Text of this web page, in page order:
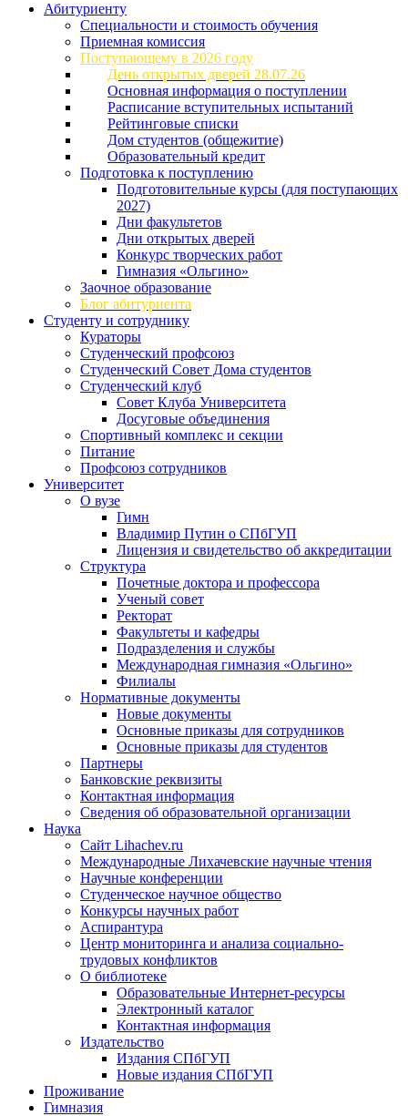
Абитуриенту
Специальности и стоимость обучения
Приемная комиссия
Поступающему в 2026 году
День открытых дверей 28.07.26
Основная информация о поступлении
Расписание вступительных испытаний
Рейтинговые списки
Дом студентов (общежитие)
Образовательный кредит
Подготовка к поступлению
Подготовительные курсы (для поступающих
2027)
Дни факультетов
Дни открытых дверей
Конкурс творческих работ
Гимназия «Ольгино»
Заочное образование
Блог абитуриента
Студенту и сотруднику
Кураторы
Студенческий профсоюз
Студенческий Совет Дома студентов
Студенческий клуб
Совет Клуба Университета
Досуговые объединения
Спортивный комплекс и секции
Питание
Профсоюз сотрудников
Университет
О вузе
Гимн
Владимир Путин о СПбГУП
Лицензия и свидетельство об аккредитации
Структура
Почетные доктора и профессора
Ученый совет
Ректорат
Факультеты и кафедры
Подразделения и службы
Международная гимназия «Ольгино»
Филиалы
Нормативные документы
Новые документы
Основные приказы для сотрудников
Основные приказы для студентов
Партнеры
Банковские реквизиты
Контактная информация
Сведения об образовательной организации
Наука
Сайт Lihachev.ru
Международные Лихачевские научные чтения
Научные конференции
Студенческое научное общество
Конкурсы научных работ
Аспирантура
Центр мониторинга и анализа социально-
трудовых конфликтов
О библиотеке
Образовательные Интернет-ресурсы
Электронный каталог
Контактная информация
Издательство
Издания СПбГУП
Новые издания СПбГУП
Проживание
Гимназия